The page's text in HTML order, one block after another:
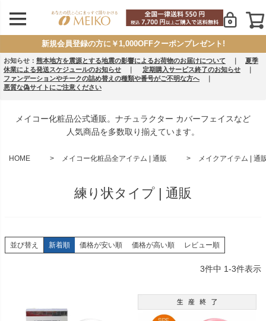
新規会員登録の方に￥1,000OFFクーポンプレゼント!
お知らせ： 熊本地方を震源とする地震の影響によるお荷物のお届けについて ｜ 夏季
休業による発送スケジュールのお知らせ ｜ 定期購入サービス終了のお知らせ ｜
ファンデーションやチークの詰め替えの種類や番号がご不明な方へ｜
悪質な偽サイトにご注意ください
メイコー化粧品公式通販。ナチュラクター カバーフェイスなど
人気商品を多数取り揃えています。
HOME メイコー化粧品全アイテム | 通販 メイクアイテム | 通
練り状タイプ | 通販
並び替え 新着順 価格が安い順 価格が高い順 レビュー順
3件中 1-3件表示